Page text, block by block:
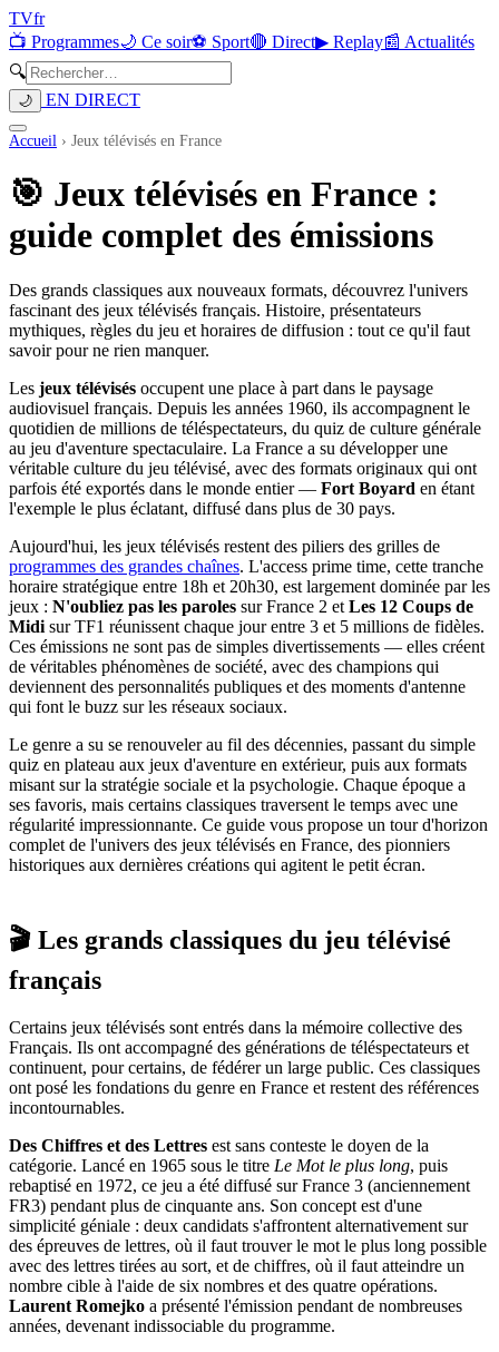
TVfr
📺 Programmes🌙 Ce soir⚽ Sport🔴 Direct▶ Replay📰 Actualités
🔍
🌙 EN DIRECT
Accueil › Jeux télévisés en France
🎯 Jeux télévisés en France :
guide complet des émissions
Des grands classiques aux nouveaux formats, découvrez l'univers
fascinant des jeux télévisés français. Histoire, présentateurs
mythiques, règles du jeu et horaires de diffusion : tout ce qu'il faut
savoir pour ne rien manquer.
Les jeux télévisés occupent une place à part dans le paysage
audiovisuel français. Depuis les années 1960, ils accompagnent le
quotidien de millions de téléspectateurs, du quiz de culture générale
au jeu d'aventure spectaculaire. La France a su développer une
véritable culture du jeu télévisé, avec des formats originaux qui ont
parfois été exportés dans le monde entier — Fort Boyard en étant
l'exemple le plus éclatant, diffusé dans plus de 30 pays.
Aujourd'hui, les jeux télévisés restent des piliers des grilles de
programmes des grandes chaînes. L'access prime time, cette tranche
horaire stratégique entre 18h et 20h30, est largement dominée par les
jeux : N'oubliez pas les paroles sur France 2 et Les 12 Coups de
Midi sur TF1 réunissent chaque jour entre 3 et 5 millions de fidèles.
Ces émissions ne sont pas de simples divertissements — elles créent
de véritables phénomènes de société, avec des champions qui
deviennent des personnalités publiques et des moments d'antenne
qui font le buzz sur les réseaux sociaux.
Le genre a su se renouveler au fil des décennies, passant du simple
quiz en plateau aux jeux d'aventure en extérieur, puis aux formats
misant sur la stratégie sociale et la psychologie. Chaque époque a
ses favoris, mais certains classiques traversent le temps avec une
régularité impressionnante. Ce guide vous propose un tour d'horizon
complet de l'univers des jeux télévisés en France, des pionniers
historiques aux dernières créations qui agitent le petit écran.
🎬 Les grands classiques du jeu télévisé
français
Certains jeux télévisés sont entrés dans la mémoire collective des
Français. Ils ont accompagné des générations de téléspectateurs et
continuent, pour certains, de fédérer un large public. Ces classiques
ont posé les fondations du genre en France et restent des références
incontournables.
Des Chiffres et des Lettres est sans conteste le doyen de la
catégorie. Lancé en 1965 sous le titre Le Mot le plus long, puis
rebaptisé en 1972, ce jeu a été diffusé sur France 3 (anciennement
FR3) pendant plus de cinquante ans. Son concept est d'une
simplicité géniale : deux candidats s'affrontent alternativement sur
des épreuves de lettres, où il faut trouver le mot le plus long possible
avec des lettres tirées au sort, et de chiffres, où il faut atteindre un
nombre cible à l'aide de six nombres et des quatre opérations.
Laurent Romejko a présenté l'émission pendant de nombreuses
années, devenant indissociable du programme.